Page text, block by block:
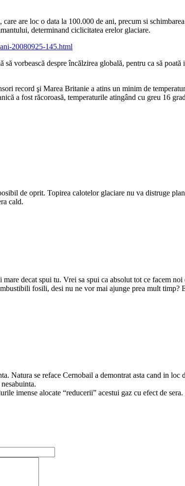
are loc o data la 100.000 de ani, precum si
determinand ciclicitatea erelor glaciare.
20080925-145.html
vorbească despre încălzirea globală, pentru ca să
record şi Marea Britanie a atins un minim de
a fost răcoroasă, temperaturile atingând cu greu 16
de oprit. Topirea calotelor glaciare nu va distruge
cald.
decat spui tu. Vrei sa spui ca absolut tot ce facem
fosili, desi nu ne vor mai ajunge prea mult timp?
Natura se reface Cernobail a demontrat asta cand in loc
imense alocate “reducerii” acestui gaz cu efect de